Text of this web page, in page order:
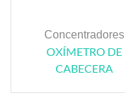
Concentradores
OXÍMETRO DE
CABECERA